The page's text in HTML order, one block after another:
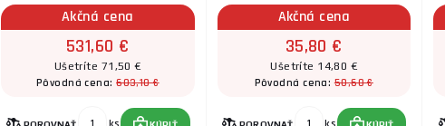
Akčná cena
531,60 €
Ušetríte 71,50 €
Pôvodná cena:603,10 €
Akčná cena
35,80 €
Ušetríte 14,80 €
Pôvodná cena:50,60 €